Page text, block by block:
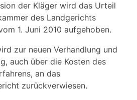
der Kläger wird das Urteil
des Landgerichts
1. Juni 2010 aufgehoben.
zur neuen Verhandlung und
auch über die Kosten des
an das
zurückverwiesen.